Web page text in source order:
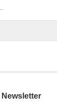
Newsletter